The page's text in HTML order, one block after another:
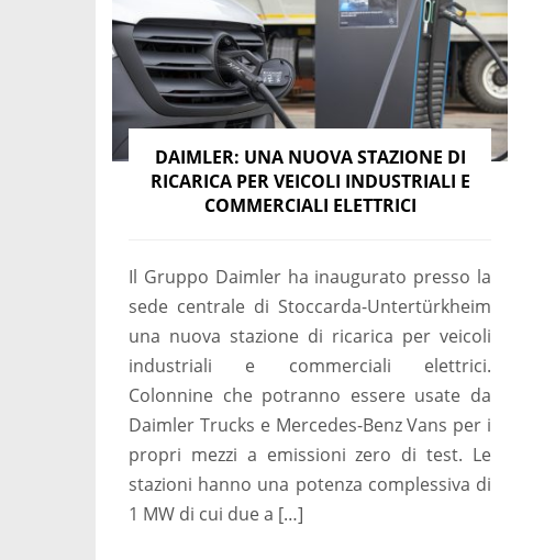
DAIMLER: UNA NUOVA STAZIONE DI
RICARICA PER VEICOLI INDUSTRIALI E
COMMERCIALI ELETTRICI
Il Gruppo Daimler ha inaugurato presso la
sede centrale di Stoccarda-Untertürkheim
una nuova stazione di ricarica per veicoli
industriali e commerciali elettrici.
Colonnine che potranno essere usate da
Daimler Trucks e Mercedes-Benz Vans per i
propri mezzi a emissioni zero di test. Le
stazioni hanno una potenza complessiva di
1 MW di cui due a […]